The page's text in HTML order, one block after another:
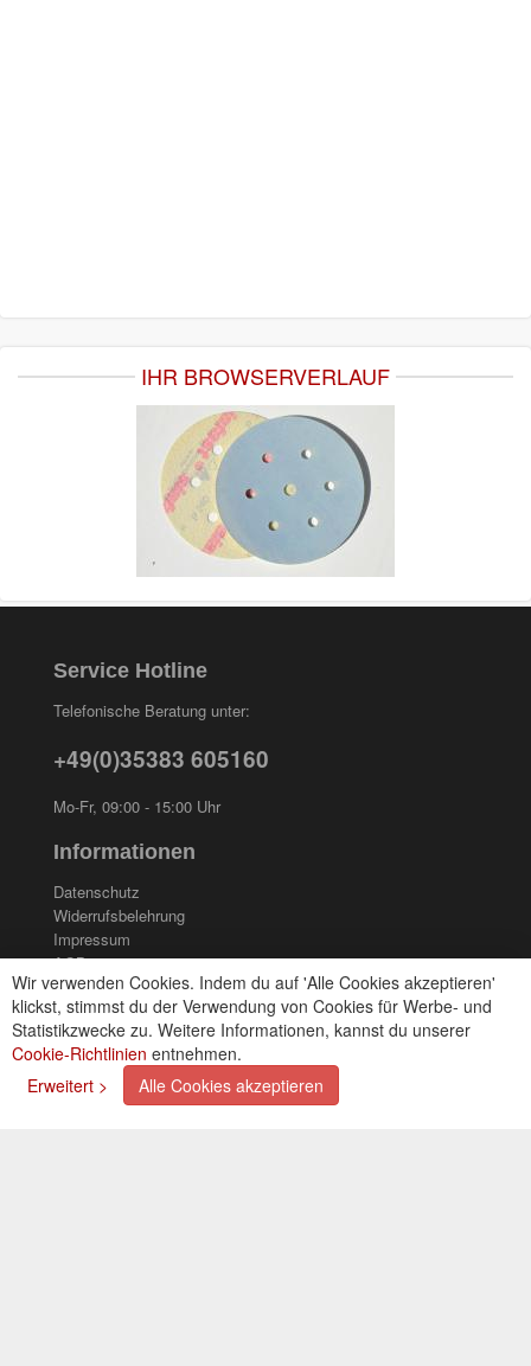
IHR BROWSERVERLAUF
Wir verwenden Cookies. Indem du auf 'Alle Cookies akzeptieren'
klickst, stimmst du der Verwendung von Cookies für Werbe- und
Statistikzwecke zu. Weitere Informationen, kannst du unserer
Cookie-Richtlinien entnehmen.
Erweitert >
Alle Cookies akzeptieren
Service Hotline
Telefonische Beratung unter:
+49(0)35383 605160
Mo-Fr, 09:00 - 15:00 Uhr
Informationen
Datenschutz
Widerrufsbelehrung
Impressum
AGB
Kontakt
Cookies einstellungen
Zahlungsarten